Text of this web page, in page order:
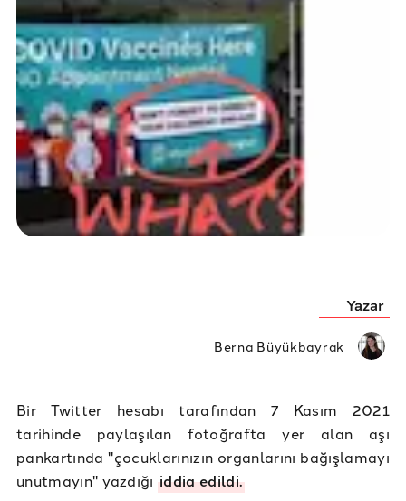
Yazar
Berna Büyükbayrak
Bir Twitter hesabı tarafından 7 Kasım 2021
tarihinde paylaşılan fotoğrafta yer alan aşı
pankartında "çocuklarınızın organlarını bağışlamayı
unutmayın" yazdığıiddia edildi.